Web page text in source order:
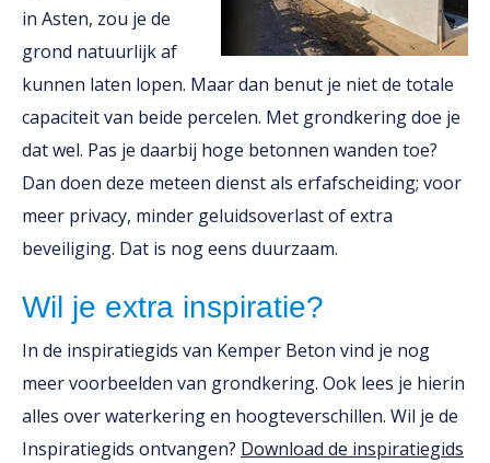
in Asten, zou je de
grond natuurlijk af
kunnen laten lopen. Maar dan benut je niet de totale
capaciteit van beide percelen. Met grondkering doe je
dat wel. Pas je daarbij hoge betonnen wanden toe?
Dan doen deze meteen dienst als erfafscheiding; voor
meer privacy, minder geluidsoverlast of extra
beveiliging. Dat is nog eens duurzaam.
Wil je extra inspiratie?
In de inspiratiegids van Kemper Beton vind je nog
meer voorbeelden van grondkering. Ook lees je hierin
alles over waterkering en hoogteverschillen. Wil je de
Inspiratiegids ontvangen? Download de inspiratiegids